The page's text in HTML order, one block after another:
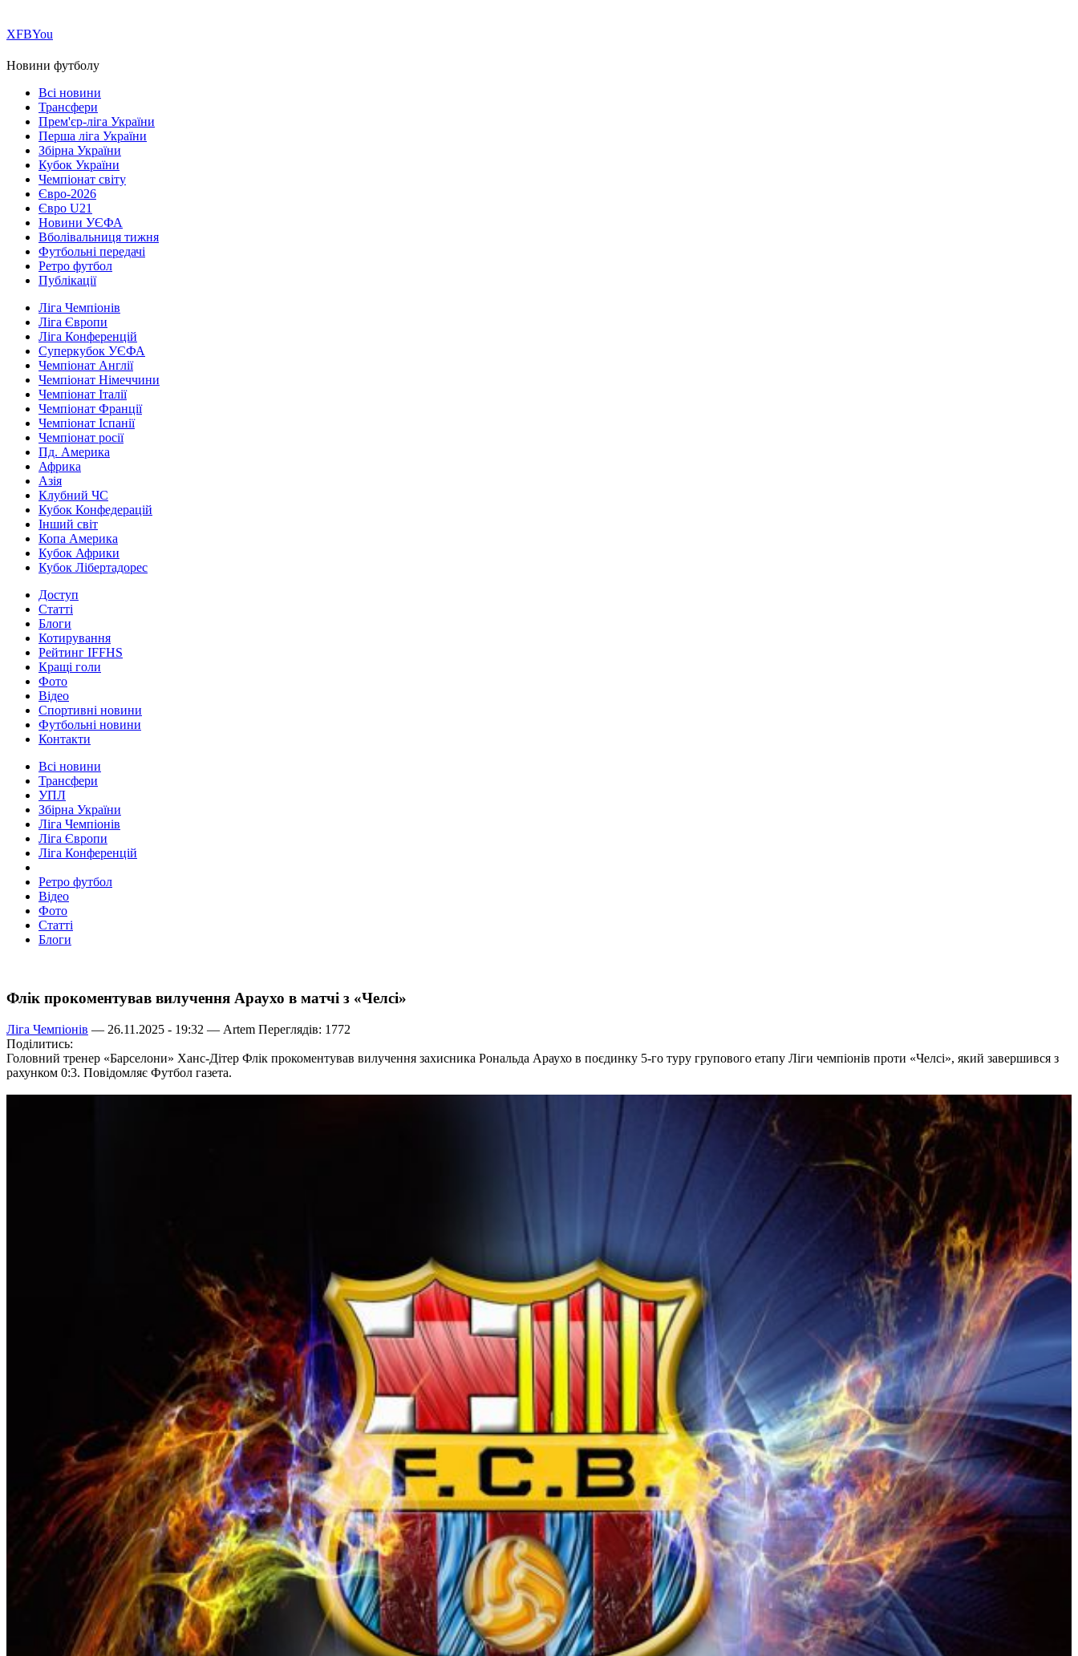
ХFBYou
Новини футболу
Всі новини
Трансфери
Прем'єр-ліга України
Перша ліга України
Збірна України
Кубок України
Чемпіонат світу
Євро-2026
Євро U21
Новини УЄФА
Вболівальниця тижня
Футбольні передачі
Ретро футбол
Публікації
Ліга Чемпіонів
Ліга Європи
Ліга Конференцій
Суперкубок УЄФА
Чемпіонат Англії
Чемпіонат Німеччини
Чемпіонат Італії
Чемпіонат Франції
Чемпіонат Іспанії
Чемпіонат росії
Пд. Америка
Африка
Азія
Клубний ЧС
Кубок Конфедерацій
Інший світ
Копа Америка
Кубок Африки
Кубок Лібертадорес
Доступ
Статті
Блоги
Котирування
Рейтинг IFFHS
Кращі голи
Фото
Відео
Спортивні новини
Футбольні новини
Контакти
Всі новини
Трансфери
УПЛ
Збірна України
Ліга Чемпіонів
Ліга Європи
Ліга Конференцій
Ретро футбол
Відео
Фото
Статті
Блоги
Флік прокоментував вилучення Араухо в матчі з «Челсі»
Ліга Чемпіонів — 26.11.2025 - 19:32 — Artem Переглядів: 1772
Поділитись:
Головний тренер «Барселони» Ханс-Дітер Флік прокоментував вилучення захисника Рональда Араухо в поєдинку 5-го туру групового етапу Ліги чемпіонів проти «Челсі», який завершився з
рахунком 0:3. Повідомляє Футбол газета.